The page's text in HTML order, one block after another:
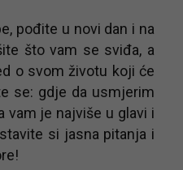
pođite u novi dan i na
što vam se sviđa, a
o svom životu koji će
se: gdje da usmjerim
vam je najviše u glavi i
si jasna pitanja i